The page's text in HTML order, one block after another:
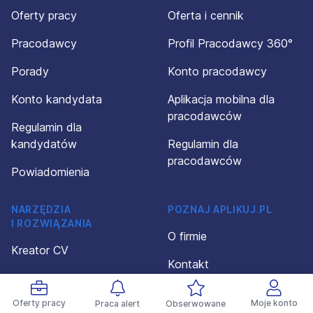
Oferty pracy Praca alert Obserwowane Moje konto
Oferty pracy
Pracodawcy
Porady
Konto kandydata
Regulamin dla
kandydatów
Powiadomienia
Oferta i cennik
Profil Pracodawcy 360°
Konto pracodawcy
Aplikacja mobilna dla
pracodawców
Regulamin dla
pracodawców
NARZĘDZIA
I ROZWIĄZANIA
Kreator CV
Wzory CV
Wzory dokumentów
POZNAJ APLIKUJ.PL
O firmie
Kontakt
Polityka prywatności